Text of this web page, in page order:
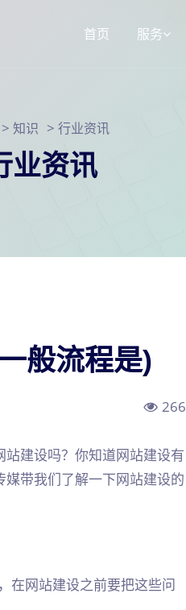
首页 服务
> 知识 > 行业资讯
业资讯
般流程是)
266
建设吗？你知道网站建设有
带我们了解一下网站建设的
网站建设之前要把这些问